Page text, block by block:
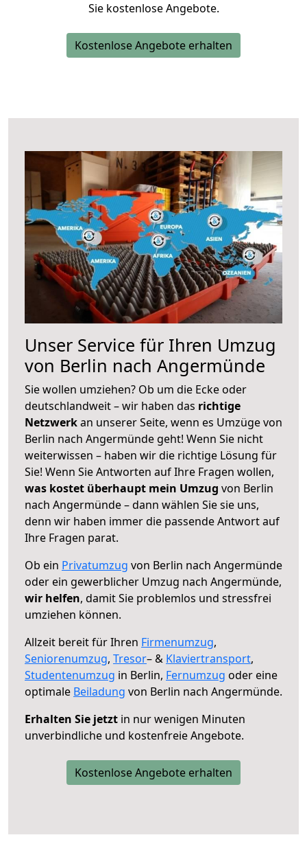
Sie kostenlose Angebote.
Kostenlose Angebote erhalten
Unser Service für Ihren Umzug
von Berlin nach Angermünde
Sie wollen umziehen? Ob um die Ecke oder
deutschlandweit – wir haben das richtige
Netzwerkan unserer Seite, wenn es Umzüge von
Berlin nach Angermünde geht! Wenn Sie nicht
weiterwissen – haben wir die richtige Lösung für
Sie! Wenn Sie Antworten auf Ihre Fragen wollen,
was kostet überhaupt mein Umzug von Berlin
nach Angermünde – dann wählen Sie sie uns,
denn wir haben immer die passende Antwort auf
Ihre Fragen parat.
Ob ein Privatumzug von Berlin nach Angermünde
oder ein gewerblicher Umzug nach Angermünde,
wir helfen, damit Sie problemlos und stressfrei
umziehen können.
Allzeit bereit für Ihren Firmenumzug,
Seniorenumzug, Tresor– & Klaviertransport,
Studentenumzug in Berlin, Fernumzug oder eine
optimale Beiladung von Berlin nach Angermünde.
Erhalten Sie jetzt in nur wenigen Minuten
unverbindliche und kostenfreie Angebote.
Kostenlose Angebote erhalten